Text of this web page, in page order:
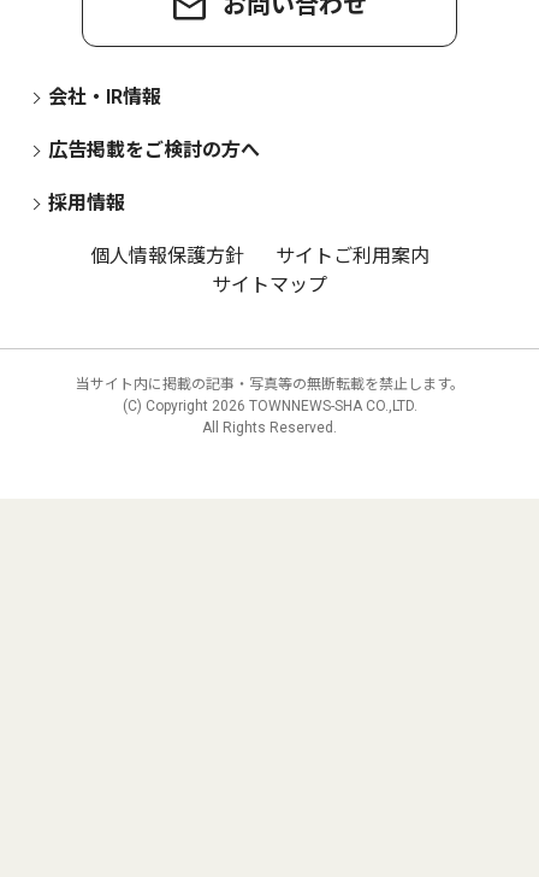
会社・IR情報
広告掲載をご検討の方へ
採用情報
個人情報保護方針
サイトご利用案内
サイトマップ
当サイト内に掲載の記事・写真等の無断転載を禁止します。
(C) Copyright 2026 TOWNNEWS-SHA CO.,LTD.
All Rights Reserved.